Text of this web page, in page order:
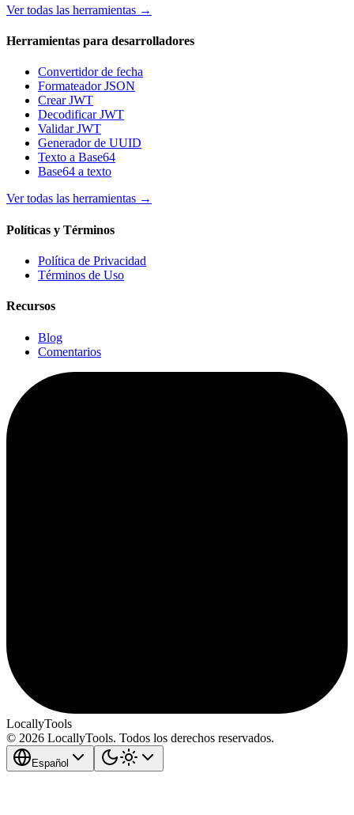
Ver todas las herramientas →
Herramientas para desarrolladores
Convertidor de fecha
Formateador JSON
Crear JWT
Decodificar JWT
Validar JWT
Generador de UUID
Texto a Base64
Base64 a texto
Ver todas las herramientas →
Políticas y Términos
Política de Privacidad
Términos de Uso
Recursos
Blog
Comentarios
LocallyTools
© 2026 LocallyTools. Todos los derechos reservados.
Español